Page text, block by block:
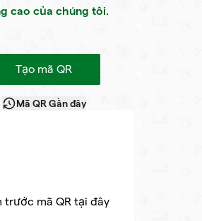
cao của chúng tôi.
Tạo mã QR
Mã QR Gần đây
trước mã QR tại đây